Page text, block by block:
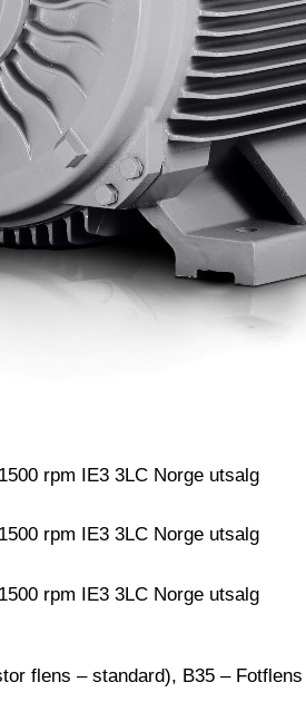
flens – standard), B35 –